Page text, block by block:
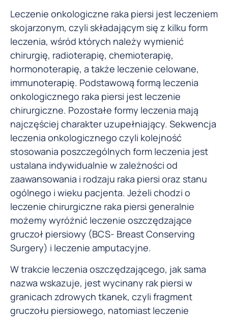
Leczenie onkologiczne raka piersi jest leczeniem
skojarzonym, czyli składającym się z kilku form
leczenia, wśród których należy wymienić
chirurgię, radioterapię, chemioterapię,
hormonoterapię, a także leczenie celowane,
immunoterapię. Podstawową formą leczenia
onkologicznego raka piersi jest leczenie
chirurgiczne. Pozostałe formy leczenia mają
najczęściej charakter uzupełniający. Sekwencja
leczenia onkologicznego czyli kolejność
stosowania poszczególnych form leczenia jest
ustalana indywidualnie w zależności od
zaawansowania i rodzaju raka piersi oraz stanu
ogólnego i wieku pacjenta. Jeżeli chodzi o
leczenie chirurgiczne raka piersi generalnie
możemy wyróżnić leczenie oszczędzające
gruczoł piersiowy (BCS- Breast Conserving
Surgery) i leczenie amputacyjne.
W trakcie leczenia oszczędzającego, jak sama
nazwa wskazuje, jest wycinany rak piersi w
granicach zdrowych tkanek, czyli fragment
gruczołu piersiowego, natomiast leczenie